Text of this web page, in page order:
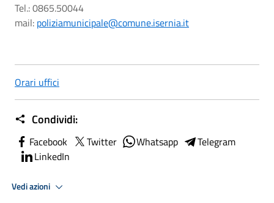
Tel.: 0865.50044
mail: poliziamunicipale@comune.isernia.it
Orari uffici
Condividi:
Facebook Twitter Whatsapp
Telegram
LinkedIn
Vedi azioni